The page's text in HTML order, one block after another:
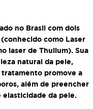
no Brasil com dois
como Laser
laser de Thulium). Sua
natural da pele,
promove a
além de preencher
da pele.